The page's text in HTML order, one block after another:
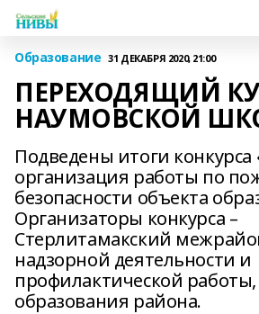
Образование 31 ДЕКАБРЯ 2020, 21:00
ПЕРЕХОДЯЩИЙ
НАУМОВСКОЙ
Подведены итоги
организация работы по
безопасности объекта
Организаторы конкурса –
Стерлитамакский
надзорной деятельности и
профилактической работы,
образования района.